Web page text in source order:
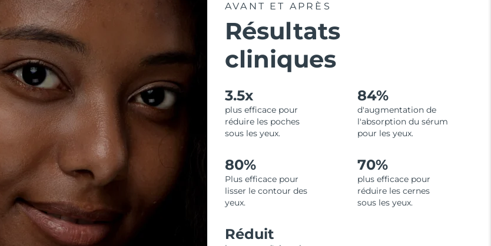
AVANT ET APRÈS
Résultats
cliniques
3.5x
plus efficace pour
réduire les poches
sous les yeux.
84%
d'augmentation de
l'absorption du sérum
pour les yeux.
80%
Plus efficace pour
lisser le contour des
yeux.
70%
plus efficace pour
réduire les cernes
sous les yeux.
Réduit